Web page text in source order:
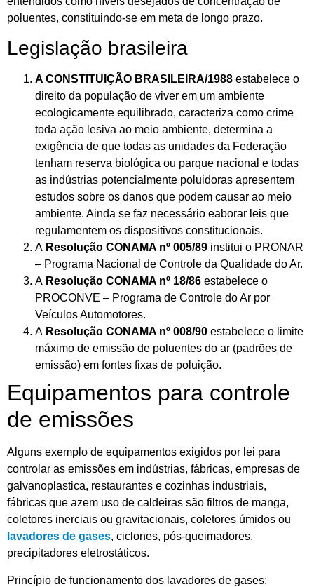
poluentes, constituindo-se em meta de longo prazo.
Legislação brasileira
A CONSTITUIÇÃO BRASILEIRA/1988 estabelece o
direito da população de viver em um ambiente
ecologicamente equilibrado, caracteriza como crime
toda ação lesiva ao meio ambiente, determina a
exigência de que todas as unidades da Federação
tenham reserva biológica ou parque nacional e todas
as indústrias potencialmente poluidoras apresentem
estudos sobre os danos que podem causar ao meio
ambiente. Ainda se faz necessário eaborar leis que
regulamentem os dispositivos constitucionais.
A Resolução CONAMA nº 005/89 institui o PRONAR
– Programa Nacional de Controle da Qualidade do Ar.
A Resolução CONAMA nº 18/86 estabelece o
PROCONVE – Programa de Controle do Ar por
Veículos Automotores.
A Resolução CONAMA nº 008/90 estabelece o limite
máximo de emissão de poluentes do ar (padrões de
emissão) em fontes fixas de poluição.
Equipamentos para controle
de emissões
Alguns exemplo de equipamentos exigidos por lei para
controlar as emissões em indústrias, fábricas, empresas de
galvanoplastica, restaurantes e cozinhas industriais,
fábricas que azem uso de caldeiras são filtros de manga,
coletores inerciais ou gravitacionais, coletores úmidos ou
lavadores de gases, ciclones, pós-queimadores,
precipitadores eletrostáticos.
Princípio de funcionamento dos lavadores de gases: